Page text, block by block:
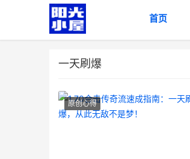
首页
一天刷爆
原创心得